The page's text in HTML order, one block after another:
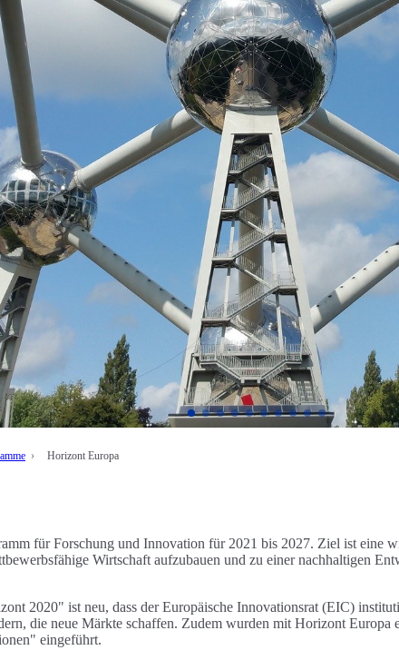
Horizont Europa
für Forschung und Innovation für 2021 bis 2027. Ziel ist eine
Wirtschaft aufzubauen und zu einer nachhaltigen
2020" ist neu, dass der Europäische Innovationsrat (EIC)
die neue Märkte schaffen. Zudem wurden mit Horizont Europa
eingeführt.